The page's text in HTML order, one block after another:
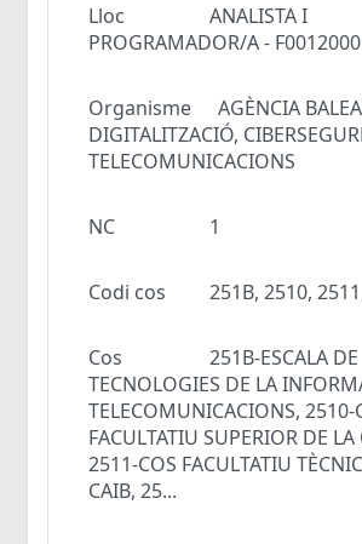
Lloc
ANALISTA I
PROGRAMADOR/A -
Organisme
AGÈNCIA
DIGITALITZACIÓ,
TELECOMUNICACIONS
NC 1
Codi cos 251B, 2510,
Cos
251B-ESCALA DE
TECNOLOGIES DE LA
TELECOMUNICACIONS, 2510-
FACULTATIU SUPERIOR DE LA
2511-COS FACULTATIU
CAIB, 25...